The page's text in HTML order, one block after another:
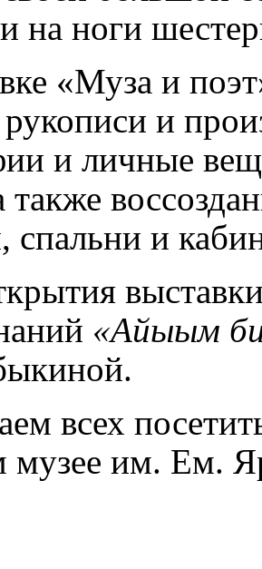
на ноги
«Муза и
и
и личные
также
спальни и
«Айыым
всех
музее им. Ем.